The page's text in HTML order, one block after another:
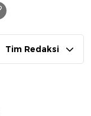
Tim Redaksi